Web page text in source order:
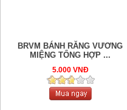
BRVM BÁNH RĂNG VƯƠNG
MIỆNG TỔNG HỢP ...
5.000 VNĐ